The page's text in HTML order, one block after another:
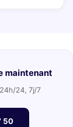
maintenant
24, 7j/7
50